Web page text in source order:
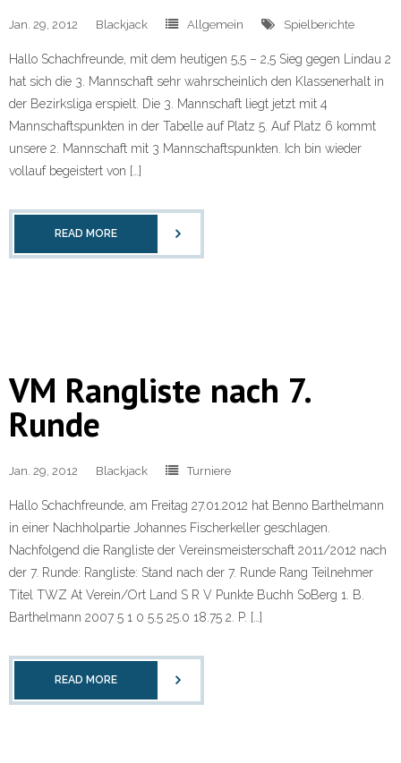
Jan. 29, 2012 Blackjack Allgemein Spielberichte
Hallo Schachfreunde, mit dem heutigen 5,5 – 2,5 Sieg gegen Lindau 2
hat sich die 3. Mannschaft sehr wahrscheinlich den Klassenerhalt in
der Bezirksliga erspielt. Die 3. Mannschaft liegt jetzt mit 4
Mannschaftspunkten in der Tabelle auf Platz 5. Auf Platz 6 kommt
unsere 2. Mannschaft mit 3 Mannschaftspunkten. Ich bin wieder
vollauf begeistert von […]
READ MORE
VM Rangliste nach 7.
Runde
Jan. 29, 2012 Blackjack Turniere
Hallo Schachfreunde, am Freitag 27.01.2012 hat Benno Barthelmann
in einer Nachholpartie Johannes Fischerkeller geschlagen.
Nachfolgend die Rangliste der Vereinsmeisterschaft 2011/2012 nach
der 7. Runde: Rangliste: Stand nach der 7. Runde Rang Teilnehmer
Titel TWZ At Verein/Ort Land S R V Punkte Buchh SoBerg 1. B.
Barthelmann 2007 5 1 0 5.5 25.0 18.75 2. P. […]
READ MORE